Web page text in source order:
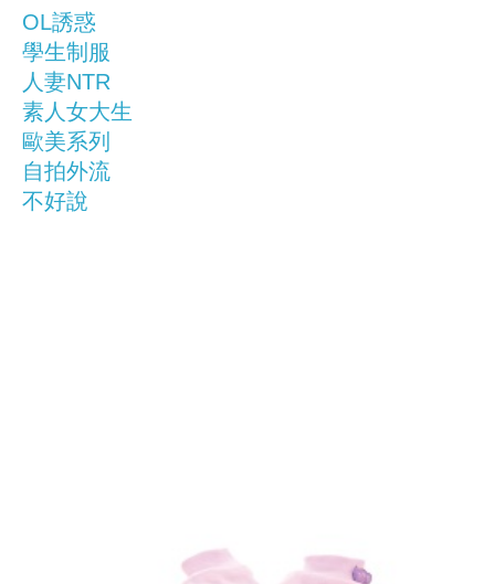
OL誘惑
學生制服
人妻NTR
素人女大生
歐美系列
自拍外流
不好說